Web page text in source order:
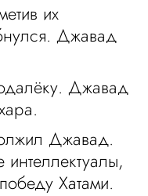
их
Джавад
Джавад
Джавад.
Хатами.